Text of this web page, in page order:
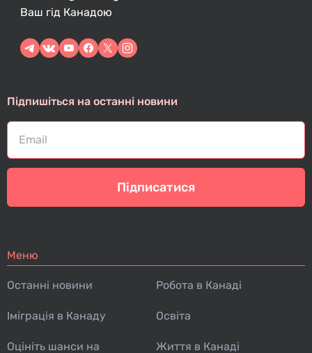
Ваш гід Канадою
Підпишіться на останні новини
Підписатися
Меню
Останні новини
Іміграція в Канаду
Оцініть шанси на
Робота в Канаді
Освіта
Життя в Канаді